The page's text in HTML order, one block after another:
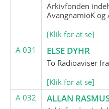
Arkivfonden
AvangnamioK og
[Klik for at se]
A 031
ELSE DYHR
To Radioaviser
[Klik for at se]
A 032
ALLAN